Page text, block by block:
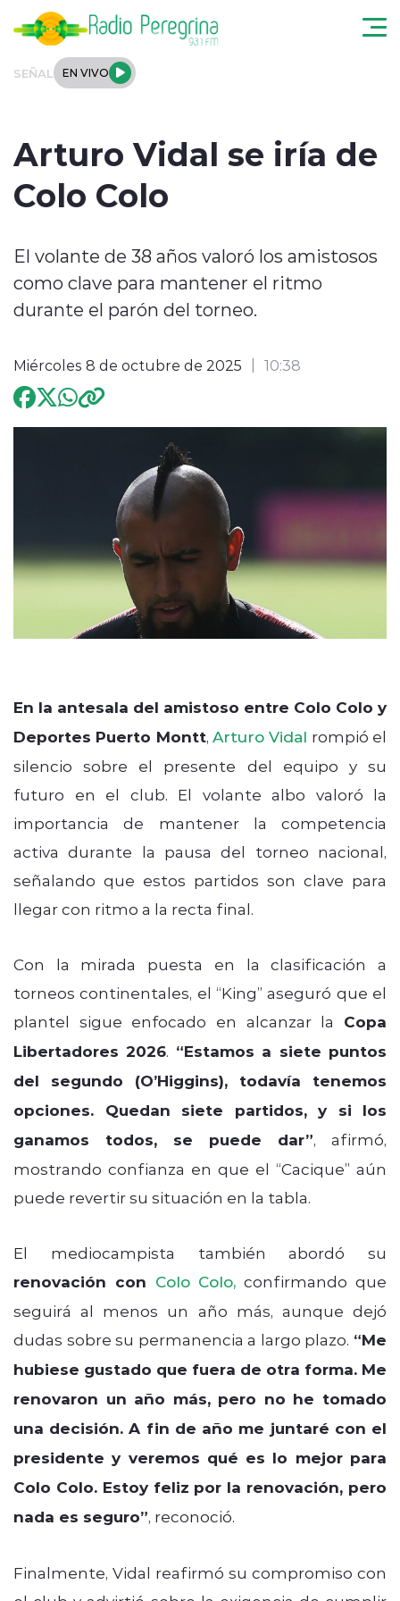
SEÑAL EN VIVO
Podcast
Internacional
Entrevistas
Programación
modo claro
Arturo Vidal se iría de
Colo Colo
El volante de 38 años valoró los amistosos
como clave para mantener el ritmo
durante el parón del torneo.
Miércoles 8 de octubre de 2025 10:38
En la antesala del amistoso entre Colo Colo y
Deportes Puerto Montt,Arturo Vidal rompió el
silencio sobre el presente del equipo y su
futuro en el club. El volante albo valoró la
importancia de mantener la competencia
activa durante la pausa del torneo nacional,
señalando que estos partidos son clave para
llegar con ritmo a la recta final.
Con la mirada puesta en la clasificación a
torneos continentales, el “King” aseguró que el
plantel sigue enfocado en alcanzar la Copa
Libertadores 2026. “Estamos a siete puntos
del segundo (O’Higgins), todavía tenemos
opciones. Quedan siete partidos, y si los
ganamos todos, se puede dar”, afirmó,
mostrando confianza en que el “Cacique” aún
puede revertir su situación en la tabla.
El mediocampista también abordó su
renovación con Colo Colo, confirmando que
seguirá al menos un año más, aunque dejó
dudas sobre su permanencia a largo plazo. “Me
hubiese gustado que fuera de otra forma. Me
renovaron un año más, pero no he tomado
una decisión. A fin de año me juntaré con el
presidente y veremos qué es lo mejor para
Colo Colo. Estoy feliz por la renovación, pero
nada es seguro”, reconoció.
Finalmente, Vidal reafirmó su compromiso con